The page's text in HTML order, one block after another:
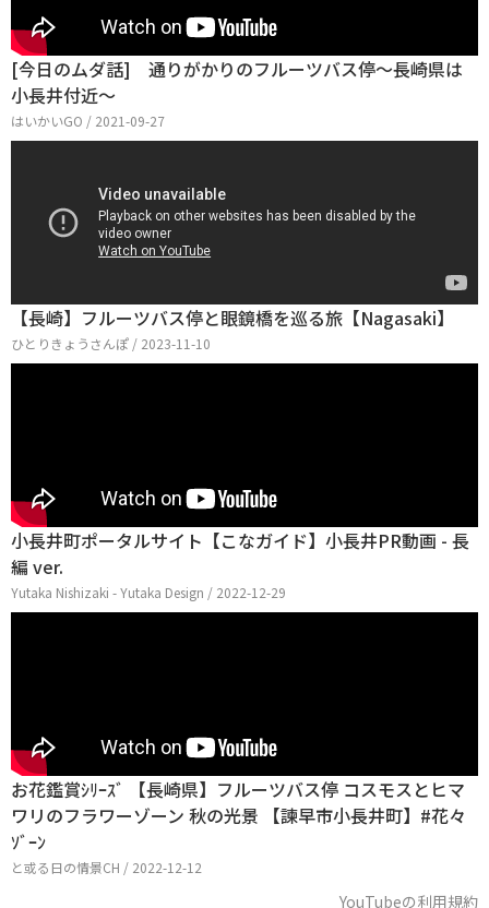
[今日のムダ話] 通りがかりのフルーツバス停～長崎県は
小長井付近～
はいかいGO / 2021-09-27
【長崎】フルーツバス停と眼鏡橋を巡る旅【Nagasaki】
ひとりきょうさんぽ / 2023-11-10
小長井町ポータルサイト【こなガイド】小長井PR動画 - 長
編 ver.
Yutaka Nishizaki - Yutaka Design / 2022-12-29
お花鑑賞ｼﾘｰｽﾞ 【長崎県】フルーツバス停 コスモスとヒマ
ワリのフラワーゾーン 秋の光景 【諫早市小長井町】#花々
ｿﾞｰﾝ
と或る日の情景CH / 2022-12-12
YouTubeの利用規約